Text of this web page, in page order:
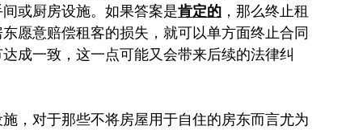
或厨房设施。如果答案是肯定的 ，那么终止租
愿意赔偿租客的损失，就可以单方面终止合同
成一致，这一点可能又会带来后续的法律纠
，对于那些不将房屋用于自住的房东而言尤为